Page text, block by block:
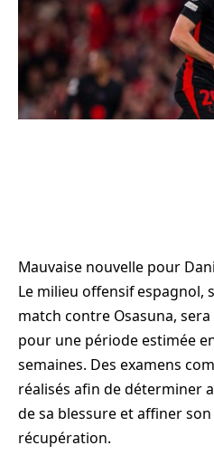
Mauvaise nouvelle pour
Le milieu offensif espagnol,
match contre Osasuna,
pour une période estimée
semaines. Des examens
réalisés afin de déterminer
de sa blessure et affiner
récupération.